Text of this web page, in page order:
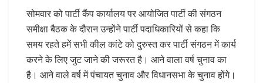
सोमवार को पार्टी कैंप कार्यालय पर आयोजित पार्टी की संगठन
समीक्षा बैठक के दौरान उन्होंने पार्टी पदाधिकारियों से कहा कि
समय रहते हमें सभी कील कांटे को दुरुस्त कर पार्टी संगठन में कार्य
करने के लिए जुट जाने की जरूरत है। आने वाला वर्ष चुनाव का
है। आने वाले वर्ष में पंचायत चुनाव और विधानसभा के चुनाव होंगे।